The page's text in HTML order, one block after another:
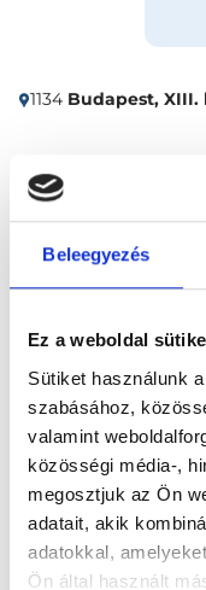
Beleegyezés
Ez a weboldal
Sütiket használunk
szabásához,
valamint
közösségi média-,
megosztjuk az Ön
adatait, akik
adatokkal,
Ön által használt
1134 Budapest, XIII.
Időpontfoglalás
Foglalj időpontot
Radiológia
Főoldal Klinikák
Allergológus,